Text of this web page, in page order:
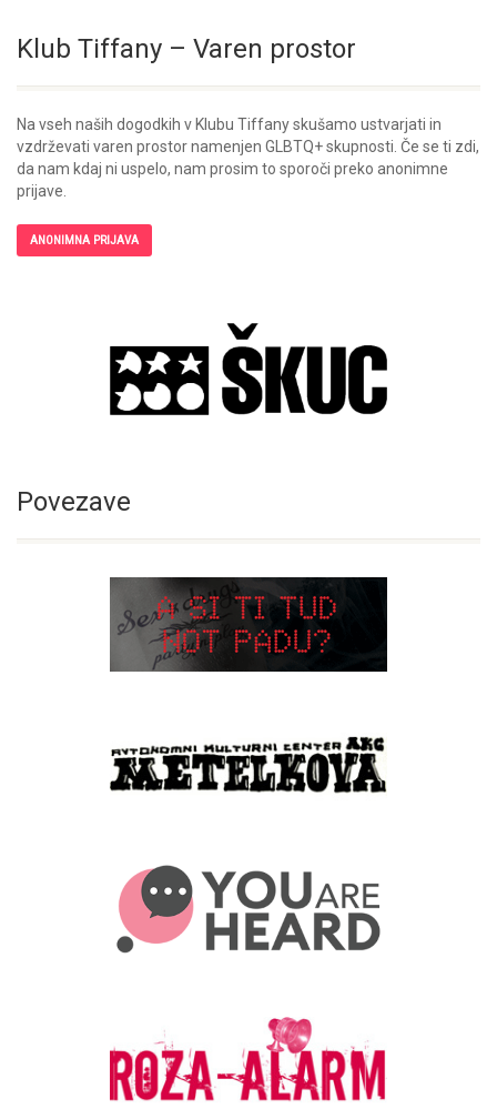
Klub Tiffany – Varen prostor
Na vseh naših dogodkih v Klubu Tiffany skušamo ustvarjati in
vzdrževati varen prostor namenjen GLBTQ+ skupnosti. Če se ti zdi,
da nam kdaj ni uspelo, nam prosim to sporoči preko anonimne
prijave.
ANONIMNA PRIJAVA
Povezave